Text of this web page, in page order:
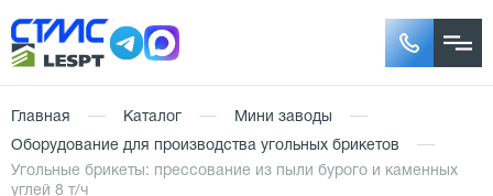
Главная Каталог
Мини заводы
Оборудование для производства угольных брикетов
Угольные брикеты: прессование из пыли бурого и каменных
углей 8 т/ч